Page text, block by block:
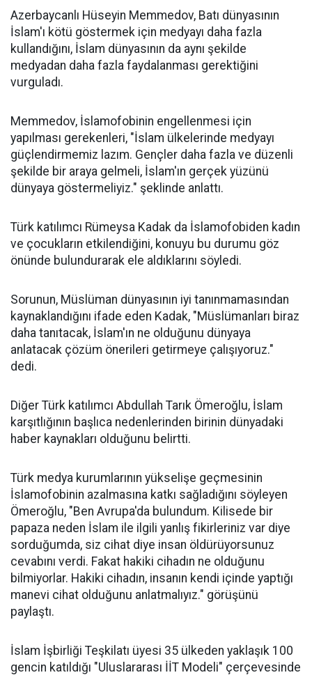
Azerbaycanlı Hüseyin Memmedov, Batı dünyasının
İslam'ı kötü göstermek için medyayı daha fazla
kullandığını, İslam dünyasının da aynı şekilde
medyadan daha fazla faydalanması gerektiğini
vurguladı.
Memmedov, İslamofobinin engellenmesi için
yapılması gerekenleri, "İslam ülkelerinde medyayı
güçlendirmemiz lazım. Gençler daha fazla ve düzenli
şekilde bir araya gelmeli, İslam'ın gerçek yüzünü
dünyaya göstermeliyiz." şeklinde anlattı.
Türk katılımcı Rümeysa Kadak da İslamofobiden kadın
ve çocukların etkilendiğini, konuyu bu durumu göz
önünde bulundurarak ele aldıklarını söyledi.
Sorunun, Müslüman dünyasının iyi tanınmamasından
kaynaklandığını ifade eden Kadak, "Müslümanları biraz
daha tanıtacak, İslam'ın ne olduğunu dünyaya
anlatacak çözüm önerileri getirmeye çalışıyoruz."
dedi.
Diğer Türk katılımcı Abdullah Tarık Ömeroğlu, İslam
karşıtlığının başlıca nedenlerinden birinin dünyadaki
haber kaynakları olduğunu belirtti.
Türk medya kurumlarının yükselişe geçmesinin
İslamofobinin azalmasına katkı sağladığını söyleyen
Ömeroğlu, "Ben Avrupa'da bulundum. Kilisede bir
papaza neden İslam ile ilgili yanlış fikirleriniz var diye
sorduğumda, siz cihat diye insan öldürüyorsunuz
cevabını verdi. Fakat hakiki cihadın ne olduğunu
bilmiyorlar. Hakiki cihadın, insanın kendi içinde yaptığı
manevi cihat olduğunu anlatmalıyız." görüşünü
paylaştı.
İslam İşbirliği Teşkilatı üyesi 35 ülkeden yaklaşık 100
gencin katıldığı "Uluslararası İİT Modeli" çerçevesinde